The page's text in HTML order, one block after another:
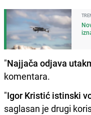
"Najjača odjava
komentara.
"Igor Kristić istinski
saglasan je drugi